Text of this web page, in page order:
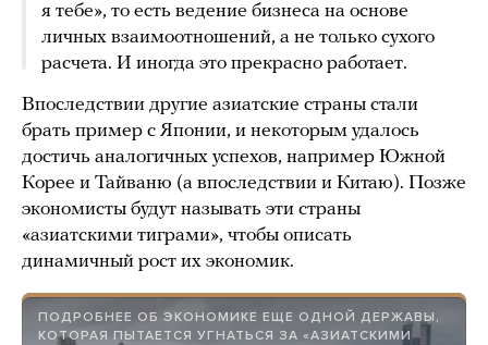
я тебе», то есть ведение бизнеса на основе
личных взаимоотношений, а не только сухого
расчета. И иногда это прекрасно работает.
Впоследствии другие азиатские страны стали
брать пример с Японии, и некоторым удалось
достичь аналогичных успехов, например Южной
Корее и Тайваню (а впоследствии и Китаю). Позже
экономисты будут называть эти страны
«азиатскими тиграми», чтобы описать
динамичный рост их экономик.
ПОДРОБНЕЕ ОБ ЭКОНОМИКЕ ЕЩЕ ОДНОЙ ДЕРЖАВЫ,
КОТОРАЯ ПЫТАЕТСЯ УГНАТЬСЯ ЗА «АЗИАТСКИМИ